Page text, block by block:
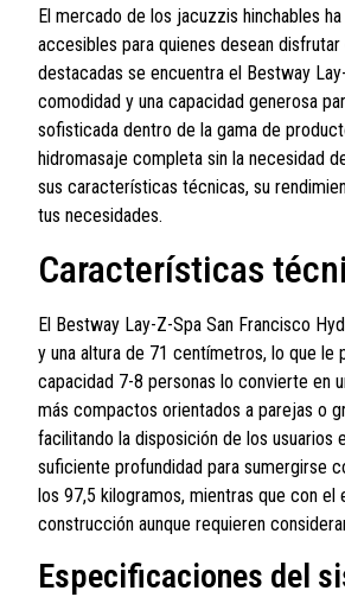
El mercado de los jacuzzis hinchables
accesibles para quienes desean
destacadas se encuentra el Bestway
comodidad y una capacidad generosa
sofisticada dentro de la gama de
hidromasaje completa sin la necesidad
sus características técnicas, su
tus necesidades.
Características
El Bestway Lay-Z-Spa San Francisco
y una altura de 71 centímetros, lo que
capacidad 7-8 personas lo convierte en
más compactos orientados a parejas o
facilitando la disposición de los usuarios
suficiente profundidad para sumergirse
los 97,5 kilogramos, mientras que con
construcción aunque requieren
Especificaciones del